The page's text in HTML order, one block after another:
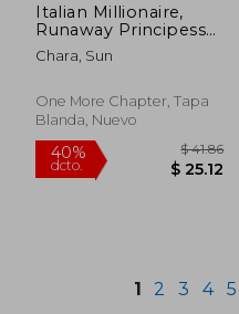
dcto. $ 27.79
Italian Millionaire,
Runaway Principessa:
HarperImpulse
Contemporary
Chara, Sun
One More Chapter, Tapa
Blanda, Nuevo
1 2 3 4 5